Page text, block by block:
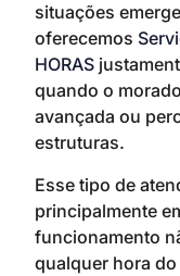
situações
oferecemos
HORAS
quando o
avançada ou
estruturas.
Esse tipo de
principalmente
funcionamento
qualquer hora